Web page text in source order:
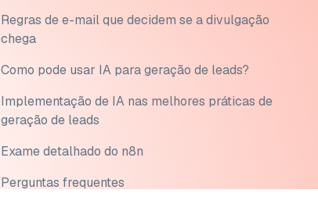
Regras de e-mail que decidem se a divulgação
chega
Como pode usar IA para geração de leads?
Implementação de IA nas melhores práticas de
geração de leads
Exame detalhado do n8n
Perguntas frequentes